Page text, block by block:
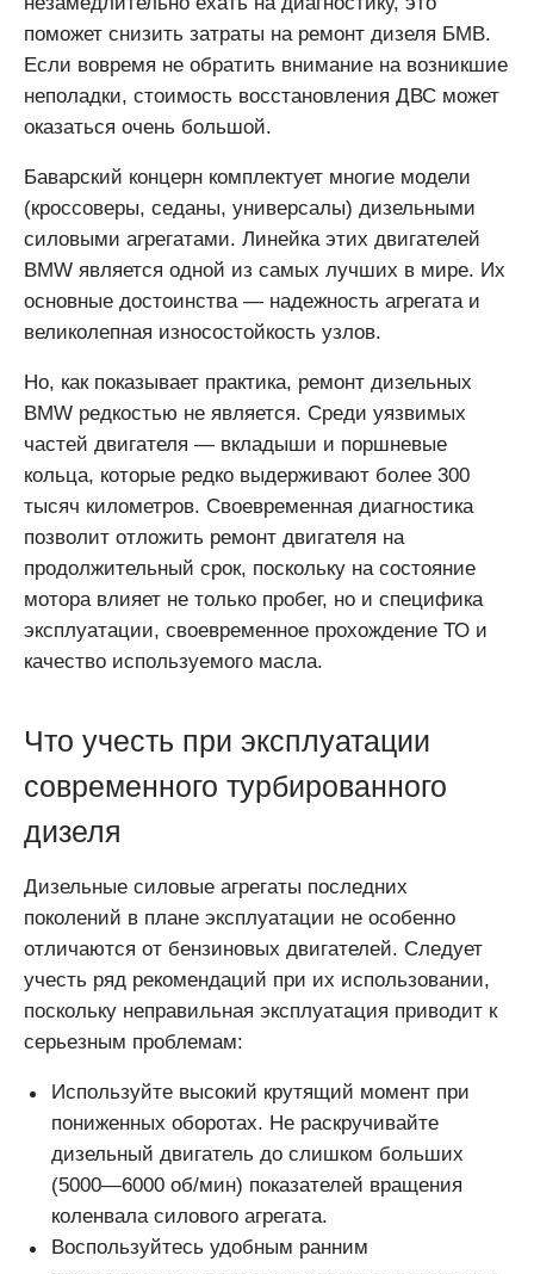
поможет снизить затраты на ремонт дизеля БМВ.
Если вовремя не обратить внимание на возникшие
неполадки, стоимость восстановления ДВС может
оказаться очень большой.
Баварский концерн комплектует многие модели
(кроссоверы, седаны, универсалы) дизельными
силовыми агрегатами. Линейка этих двигателей
BMW является одной из самых лучших в мире. Их
основные достоинства — надежность агрегата и
великолепная износостойкость узлов.
Но, как показывает практика, ремонт дизельных
BMW редкостью не является. Среди уязвимых
частей двигателя — вкладыши и поршневые
кольца, которые редко выдерживают более 300
тысяч километров. Своевременная диагностика
позволит отложить ремонт двигателя на
продолжительный срок, поскольку на состояние
мотора влияет не только пробег, но и специфика
эксплуатации, своевременное прохождение ТО и
качество используемого масла.
Что учесть при эксплуатации
современного турбированного
дизеля
Дизельные силовые агрегаты последних
поколений в плане эксплуатации не особенно
отличаются от бензиновых двигателей. Следует
учесть ряд рекомендаций при их использовании,
поскольку неправильная эксплуатация приводит к
серьезным проблемам:
Используйте высокий крутящий момент при
пониженных оборотах. Не раскручивайте
дизельный двигатель до слишком больших
(5000—6000 об/мин) показателей вращения
коленвала силового агрегата.
Воспользуйтесь удобным ранним